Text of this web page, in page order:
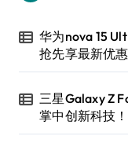
华为nova 15
抢先享最新优惠
三星Galaxy Z
掌中创新科技！